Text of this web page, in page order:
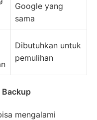
Google yang
sama
Dibutuhkan untuk
pemulihan
Backup
mengalami